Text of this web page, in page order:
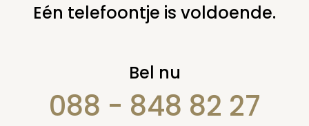
U bent hier: home infotheek woordenlijst n natuurlijke
Natuurlijke dood
Een dood waarbij geen sprake is van geweld of
hulp bij het sterven.
Eén telefoontje is voldoende.
Bel nu
088 - 848 82 27